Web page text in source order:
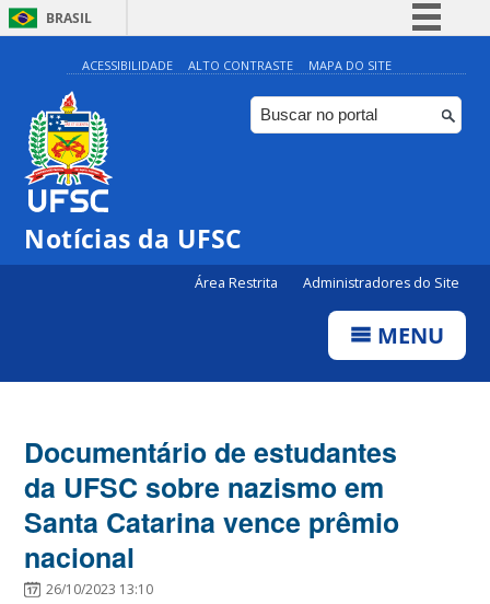
BRASIL
Simplifique!
Comunica BR
Participe
ACESSIBILIDADE ALTO CONTRASTE MAPA DO SITE
Notícias da UFSC
Área Restrita Administradores do Site
MENU
Documentário de estudantes
da UFSC sobre nazismo em
Santa Catarina vence prêmio
nacional
26/10/2023 13:10